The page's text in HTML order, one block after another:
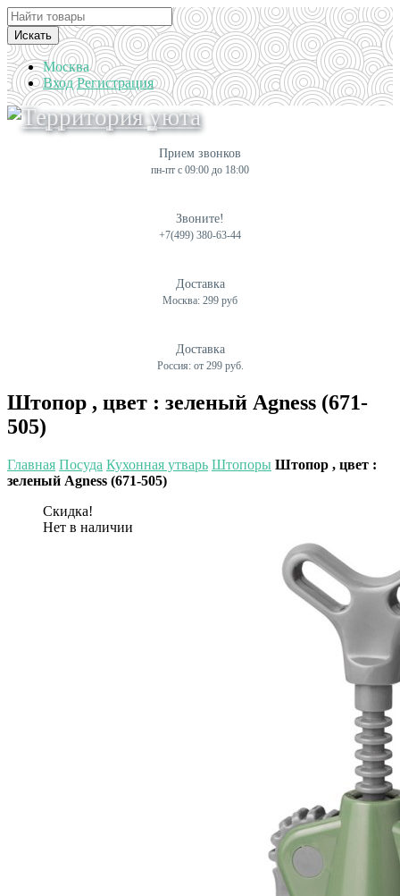
Искать
Москва
Вход Регистрация
Прием звонков
пн-пт с 09:00 до 18:00
Звоните!
+7(499) 380-63-44
Доставка
Москва: 299 руб
Доставка
Россия: от 299 руб.
Штопор , цвет : зеленый Agness (671-
505)
Главная Посуда Кухонная утварь Штопоры Штопор , цвет :
зеленый Agness (671-505)
Скидка!
Нет в наличии